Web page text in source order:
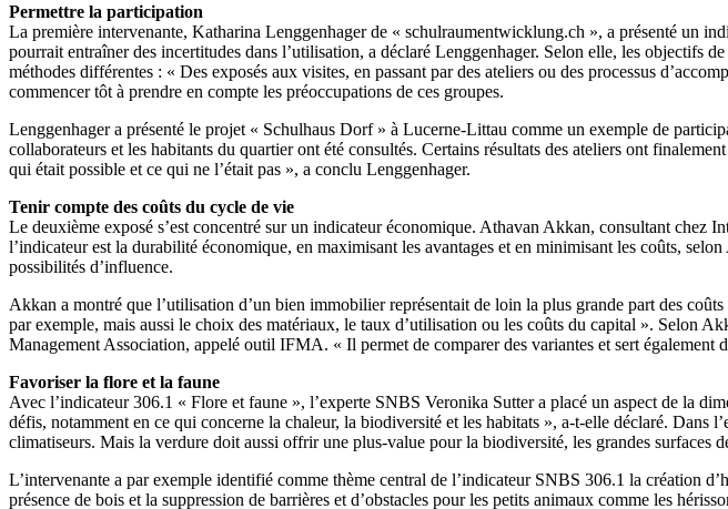
Permettre la participation
La première intervenante, Katharina Lenggenhager de « schulraumentwicklung.ch », a présenté un
pourrait entraîner des incertitudes dans l’utilisation, a déclaré Lenggenhager. Selon elle, les
méthodes différentes : « Des exposés aux visites, en passant par des ateliers ou des processus
commencer tôt à prendre en compte les préoccupations de ces groupes.
Lenggenhager a présenté le projet « Schulhaus Dorf » à Lucerne-Littau comme un exemple de
collaborateurs et les habitants du quartier ont été consultés. Certains résultats des ateliers ont
qui était possible et ce qui ne l’était pas », a conclu Lenggenhager.
Tenir compte des coûts du cycle de vie
Le deuxième exposé s’est concentré sur un indicateur économique. Athavan Akkan, consultant
l’indicateur est la durabilité économique, en maximisant les avantages et en minimisant les coûts,
possibilités d’influence.
Akkan a montré que l’utilisation d’un bien immobilier représentait de loin la plus grande part des
par exemple, mais aussi le choix des matériaux, le taux d’utilisation ou les coûts du capital ». Selon
Management Association, appelé outil IFMA. « Il permet de comparer des variantes et sert également
Favoriser la flore et la faune
Avec l’indicateur 306.1 « Flore et faune », l’experte SNBS Veronika Sutter a placé un aspect de la
défis, notamment en ce qui concerne la chaleur, la biodiversité et les habitats », a-t-elle déclaré.
climatiseurs. Mais la verdure doit aussi offrir une plus-value pour la biodiversité, les grandes surfaces
L’intervenante a par exemple identifié comme thème central de l’indicateur SNBS 306.1 la création
présence de bois et la suppression de barrières et d’obstacles pour les petits animaux comme les